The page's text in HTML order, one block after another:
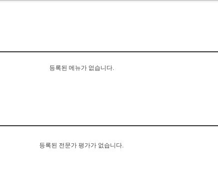
등록된 메뉴가 없습니다.
등록된 전문가 평가가 없습니다.